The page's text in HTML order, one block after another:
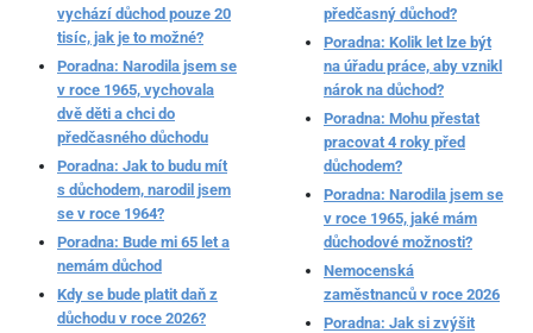
vychází důchod pouze 20
tisíc, jak je to možné?
Poradna: Narodila jsem se
v roce 1965, vychovala
dvě děti a chci do
předčasného důchodu
Poradna: Jak to budu mít
s důchodem, narodil jsem
se v roce 1964?
Poradna: Bude mi 65 let a
nemám důchod
Kdy se bude platit daň z
důchodu v roce 2026?
předčasný důchod?
Poradna: Kolik let lze být
na úřadu práce, aby vznikl
nárok na důchod?
Poradna: Mohu přestat
pracovat 4 roky před
důchodem?
Poradna: Narodila jsem se
v roce 1965, jaké mám
důchodové možnosti?
Nemocenská
zaměstnanců v roce 2026
Poradna: Jak si zvýšit